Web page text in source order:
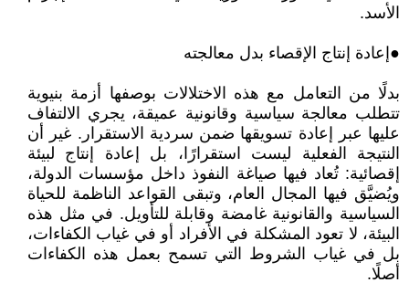
الأسد.
●إعادة إنتاج الإقصاء بدل معالجته
بدلًا من التعامل مع هذه الاختلالات بوصفها أزمة بنيوية
تتطلب معالجة سياسية وقانونية عميقة، يجري الالتفاف
عليها عبر إعادة تسويقها ضمن سردية الاستقرار. غير أن
النتيجة الفعلية ليست استقرارًا، بل إعادة إنتاج لبيئة
إقصائية: تُعاد فيها صياغة النفوذ داخل مؤسسات الدولة،
ويُضيَّق فيها المجال العام، وتبقى القواعد الناظمة للحياة
السياسية والقانونية غامضة وقابلة للتأويل. في مثل هذه
البيئة، لا تعود المشكلة في الأفراد أو في غياب الكفاءات،
بل في غياب الشروط التي تسمح بعمل هذه الكفاءات
أصلًا.